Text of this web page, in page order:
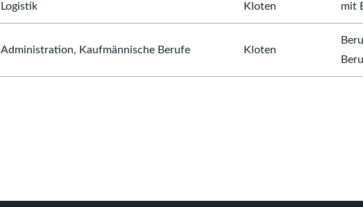
Logistik Kloten mit
Administration, Kaufmännische Berufe Kloten